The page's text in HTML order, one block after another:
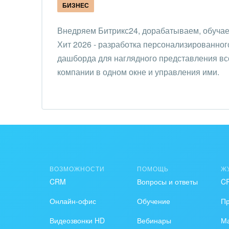
IT,
стиль
БИЗНЕС
Внедряем Битрикс24, дорабатываем,
Хит 2026 - разработка
дашборда для наглядного представления
компании в одном окне и управления ими.
ВОЗМОЖНОСТИ
CRM
Онлайн-офис
Видеозвонки HD
ПОМОЩЬ
Вопросы и ответы
Обучение
Вебинары